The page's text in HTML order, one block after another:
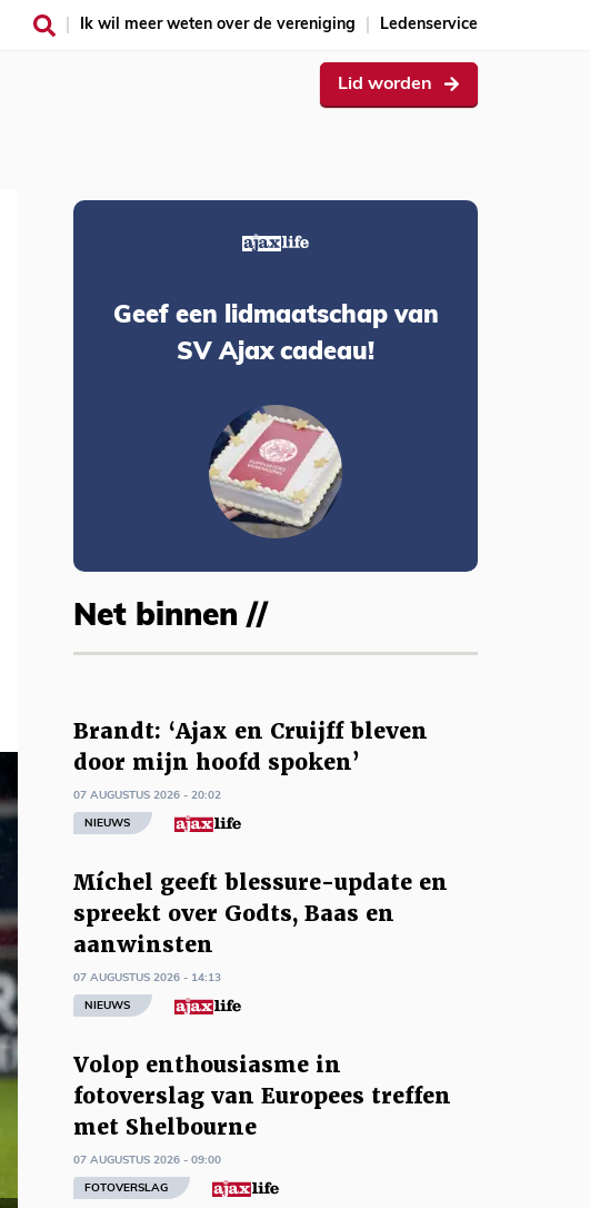
Ik wil meer weten over de vereniging Ledenservice
Lid worden
Geef een lidmaatschap van
SV Ajax cadeau!
Net binnen //
Brandt: ‘Ajax en Cruijff bleven
door mijn hoofd spoken’
07 AUGUSTUS 2026 - 20:02
NIEUWS
Míchel geeft blessure-update en
spreekt over Godts, Baas en
aanwinsten
07 AUGUSTUS 2026 - 14:13
NIEUWS
Volop enthousiasme in
fotoverslag van Europees treffen
met Shelbourne
07 AUGUSTUS 2026 - 09:00
FOTOVERSLAG